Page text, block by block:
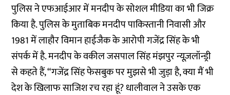
पुलिस ने एफआईआर में मनदीप के सोशल मीडिया का भी जिक्र
किया है. पुलिस के मुताबिक मनदीप पाकिस्तानी निवासी और
1981 में लाहौर विमान हाईजैक के आरोपी गजेंद्र सिंह के भी
संपर्क में है. मनदीप के वकील जसपाल सिंह मंझपुर न्यूज़लॉन्ड्री
से कहते हैं, “गजेंद्र सिंह फेसबुक पर मुझसे भी जुड़ा है, क्या मैं भी
देश के खिलाफ साजिश रच रहा हूं? धालीवाल ने उसके एक